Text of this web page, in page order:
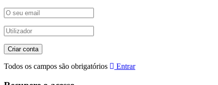
Todos os campos são obrigatórios Entrar